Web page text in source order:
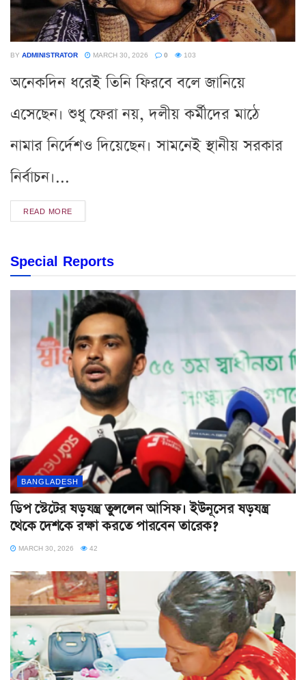
BY ADMINISTRATOR MARCH 30, 2026 0 103
অনেকদিন ধরেই তিনি ফিরবে বলে জানিয়ে
এসেছেন। শুধু ফেরা নয়, দলীয় কর্মীদের মাঠে
নামার নির্দেশও দিয়েছেন। সামনেই স্থানীয় সরকার
নির্বাচন।...
READ MORE
Special Reports
BANGLADESH
ডিপ স্টেটের ষড়যন্ত্র তুললেন আসিফ। ইউনূসের ষড়যন্ত্র
থেকে দেশকে রক্ষা করতে পারবেন তারেক?
MARCH 30, 2026 42